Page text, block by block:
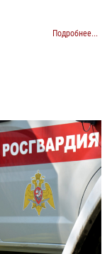
Подробнее...